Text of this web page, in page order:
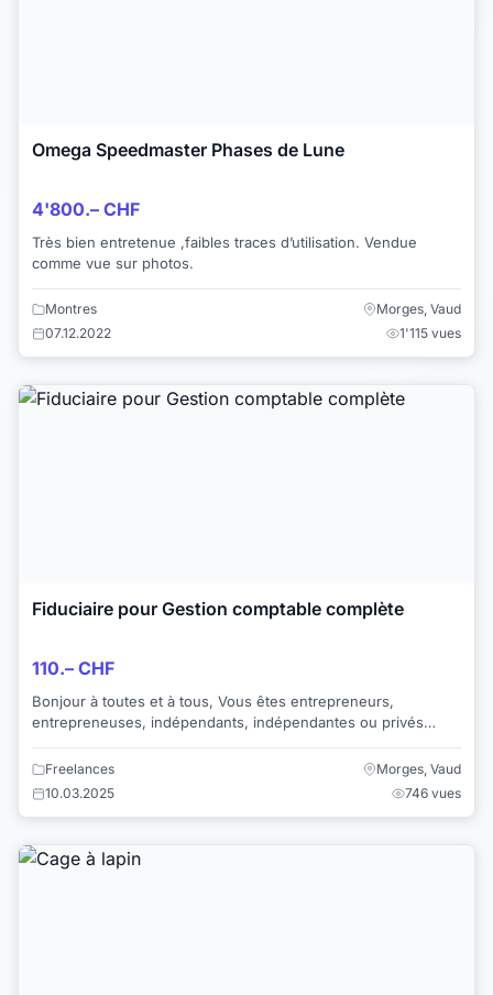
Omega Speedmaster Phases de Lune
4'800.– CHF
Très bien entretenue ,faibles traces d’utilisation. Vendue
comme vue sur photos.
Montres
Morges, Vaud
07.12.2022
1'115 vues
Fiduciaire pour Gestion comptable complète
110.– CHF
Bonjour à toutes et à tous, Vous êtes entrepreneurs,
entrepreneuses, indépendants, indépendantes ou privés
Freelances
Morges, Vaud
10.03.2025
746 vues